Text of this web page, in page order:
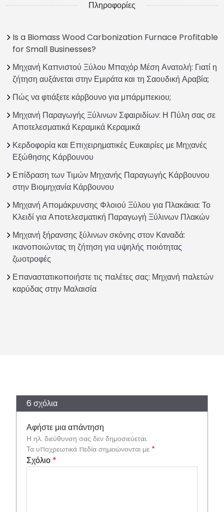
Πληροφορίες
Is a Biomass Wood Carbonization Furnace Profitable
for Small Businesses?
Μηχανή Καπνιστού Ξύλου Μπαχόρ Μέση Ανατολή: Γιατί η
ζήτηση αυξάνεται στην Εμιράτα και τη Σαουδική Αραβία;
Πώς να φτιάξετε κάρβουνο για μπάρμπεκιου;
Μηχανή Παραγωγής Ξύλινων Σφαιριδίων: Η Πύλη σας σε
Αποτελεσματικά Κεραμικά Κεραμικά
Κερδοφορία και Επιχειρηματικές Ευκαιρίες με Μηχανές
Εξώθησης Κάρβουνου
Επίδραση των Τιμών Μηχανής Παραγωγής Κάρβουνου
στην Βιομηχανία Κάρβουνου
Μηχανή Απομάκρυνσης Φλοιού Ξύλου για Πλακάκια: Το
Κλειδί για Αποτελεσματική Παραγωγή Ξύλινων Πλακών
Μηχανή ξήρανσης ξύλινων σκόνης στον Καναδά:
ικανοποιώντας τη ζήτηση για υψηλής ποιότητας
ζωοτροφές
Επαναστατικοποιήστε τις παλέτες σας: Μηχανή παλετών
καρύδας στην Μαλαισία
6 σχόλια
Αφήστε μια απάντηση
Η ηλ. διεύθυνση σας δεν δημοσιεύεται.
Τα υποχρεωτικά πεδία σημειώνονται με *
Σχόλιο *